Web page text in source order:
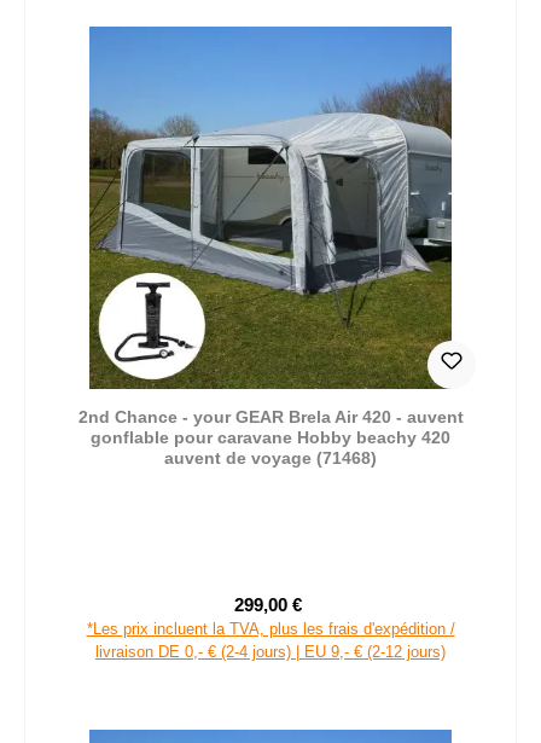
2nd Chance - your GEAR Brela Air 420 - auvent
gonflable pour caravane Hobby beachy 420
auvent de voyage (71468)
Prix de vente :
299,00 €
*Les prix incluent la TVA, plus les frais d'expédition /
livraison DE 0,- € (2-4 jours) | EU 9,- € (2-12 jours)